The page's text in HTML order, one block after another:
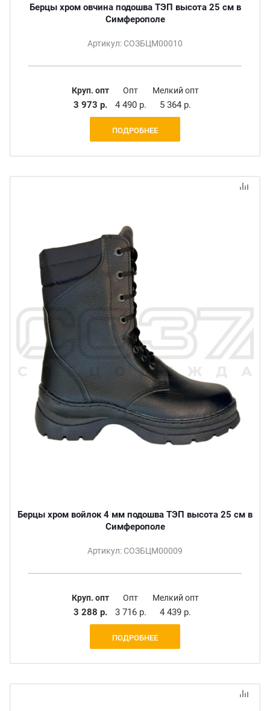
Берцы хром овчина подошва ТЭП высота 25 см в
Симферополе
Артикул: СОЗБЦМ00010
Круп. опт
3 973 р.
Опт
4 490 р.
Мелкий опт
5 364 р.
ПОДРОБНЕЕ
Берцы хром войлок 4 мм подошва ТЭП высота 25 см в
Симферополе
Артикул: СОЗБЦМ00009
Круп. опт
3 288 р.
Опт
3 716 р.
Мелкий опт
4 439 р.
ПОДРОБНЕЕ